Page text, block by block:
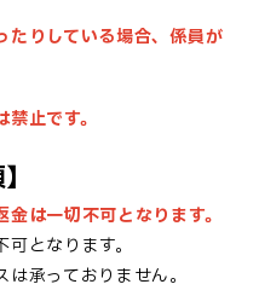
たりしている場合、係員が
止です。
は一切不可となります。
となります。
承っておりません。